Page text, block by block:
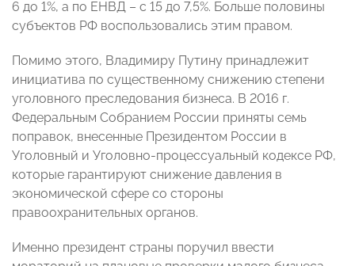
6 до 1%, а по ЕНВД – с 15 до 7,5%. Больше половины
субъектов РФ воспользовались этим правом.
Помимо этого, Владимиру Путину принадлежит
инициатива по существенному снижению степени
уголовного преследования бизнеса. В 2016 г.
Федеральным Собранием России приняты семь
поправок, внесенные Президентом России в
Уголовный и Уголовно-процессуальный кодексе РФ,
которые гарантируют снижение давления в
экономической сфере со стороны
правоохранительных органов.
Именно президент страны поручил ввести